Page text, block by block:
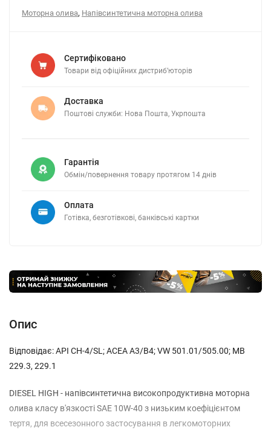
Моторна олива, Напівсинтетична моторна олива
Сертифіковано
Товари від офіційних дистриб’юторів
Доставка
Поштові служби: Нова Пошта, Укрпошта
Гарантія
Обмін/повернення товару протягом 14 днів
Оплата
Готівка, безготівкові, банківські картки
Опис
Відповідає: API CH-4/SL; ACEA A3/B4; VW 501.01/505.00; MB
229.3, 229.1
DIESEL HIGH - напівсинтетична високопродуктивна моторна
олива класу в'язкості SAE 10W-40 з низьким коефіцієнтом
тертя, для всесезонного застосування в легкомоторних